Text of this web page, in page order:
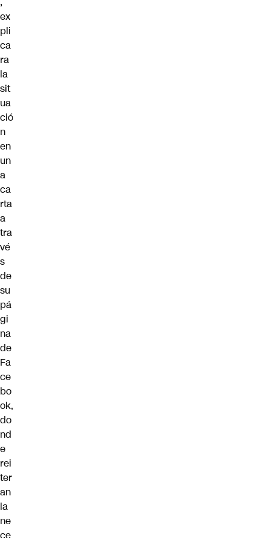
ex
pli
ca
ra
la
sit
ua
ció
n
en
un
a
ca
rta
a
tra
vé
s
de
su
pá
gi
na
de
Fa
ce
bo
ok,
do
nd
e
rei
ter
an
la
ne
ce